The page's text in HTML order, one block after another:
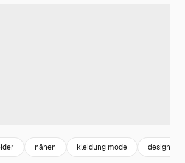
nähen kleidung mode design